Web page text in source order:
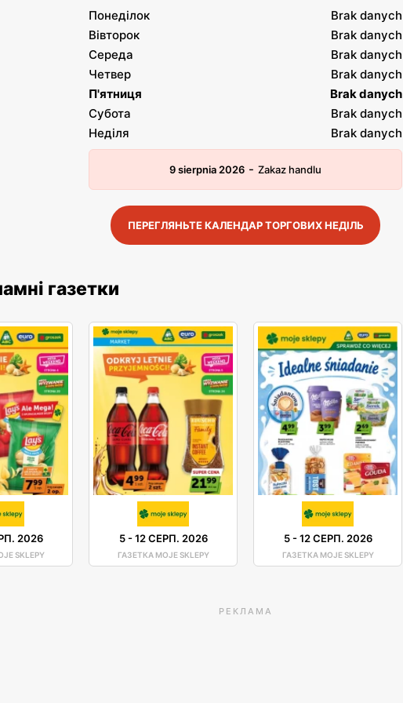
Понеділок
Brak danych
Вівторок
Brak danych
Середа
Brak danych
Четвер
Brak danych
П'ятниця
Brak danych
Субота
Brak danych
Неділя
Brak danych
9 sierpnia 2026 - Zakaz handlu
ПЕРЕГЛЯНЬТЕ КАЛЕНДАР ТОРГОВИХ НЕДІЛЬ
газетки
2026
SKLEPY
5-12 СЕРП. 2026
ГАЗЕТКА MOJE SKLEPY
5-12 СЕРП. 2026
ГАЗЕТКА MOJE SKLEPY
РЕКЛАМА